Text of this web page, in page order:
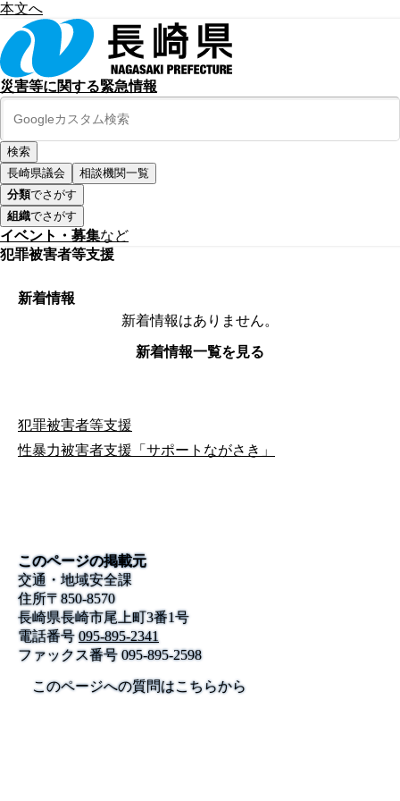
本文へ
災害等に関する緊急情報
長崎県議会
相談機関一覧
分類でさがす
組織でさがす
イベント・募集など
犯罪被害者等支援
新着情報
新着情報はありません。
新着情報一覧を見る
犯罪被害者等支援
性暴力被害者支援「サポートながさき」
このページの掲載元
交通・地域安全課
住所〒850-8570
長崎県長崎市尾上町3番1号
電話番号 095-895-2341
ファックス番号095-895-2598
このページへの質問はこちらから